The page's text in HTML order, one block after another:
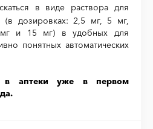
в виде раствора для
(в дозировках: 2,5 мг, 5 мг,
и 15 мг) в удобных для
понятных автоматических
в аптеки уже в первом